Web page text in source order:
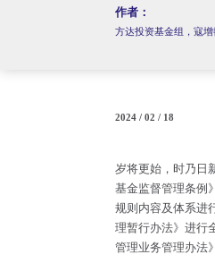
作者：
方达投资基金组，寇
2024 / 02 / 18
岁将更始，时乃日
基金监督管理条例
规则内容及体系进
理暂行办法》进行
管理业务管理办法